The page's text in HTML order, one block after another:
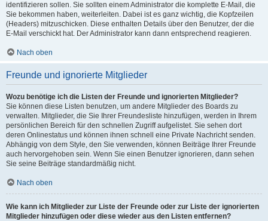
identifizieren sollen. Sie sollten einem Administrator die komplette E-Mail, die
Sie bekommen haben, weiterleiten. Dabei ist es ganz wichtig, die Kopfzeilen
(Headers) mitzuschicken. Diese enthalten Details über den Benutzer, der die
E-Mail verschickt hat. Der Administrator kann dann entsprechend reagieren.
Nach oben
Freunde und ignorierte Mitglieder
Wozu benötige ich die Listen der Freunde und ignorierten Mitglieder?
Sie können diese Listen benutzen, um andere Mitglieder des Boards zu
verwalten. Mitglieder, die Sie Ihrer Freundesliste hinzufügen, werden in Ihrem
persönlichen Bereich für den schnellen Zugriff aufgelistet. Sie sehen dort
deren Onlinestatus und können ihnen schnell eine Private Nachricht senden.
Abhängig von dem Style, den Sie verwenden, können Beiträge Ihrer Freunde
auch hervorgehoben sein. Wenn Sie einen Benutzer ignorieren, dann sehen
Sie seine Beiträge standardmäßig nicht.
Nach oben
Wie kann ich Mitglieder zur Liste der Freunde oder zur Liste der ignorierten
Mitglieder hinzufügen oder diese wieder aus den Listen entfernen?